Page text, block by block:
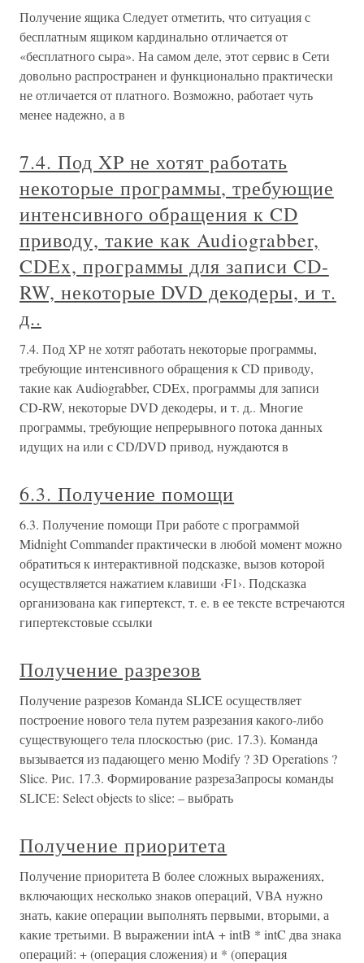
Получение ящика Следует отметить, что ситуация с
бесплатным ящиком кардинально отличается от
«бесплатного сыра». На самом деле, этот сервис в Сети
довольно распространен и функционально практически
не отличается от платного. Возможно, работает чуть
менее надежно, а в
7.4. Под XP не хотят работать
некоторые программы, требующие
интенсивного обращения к CD
приводу, такие как Audiograbber,
CDEx, программы для записи CD-
RW, некоторые DVD декодеры, и т.
д..
7.4. Под XP не хотят работать некоторые программы,
требующие интенсивного обращения к CD приводу,
такие как Audiograbber, CDEx, программы для записи
CD-RW, некоторые DVD декодеры, и т. д.. Многие
программы, требующие непрерывного потока данных
идущих на или с CD/DVD привод, нуждаются в
6.3. Получение помощи
6.3. Получение помощи При работе с программой
Midnight Commander практически в любой момент можно
обратиться к интерактивной подсказке, вызов которой
осуществляется нажатием клавиши ‹F1›. Подсказка
организована как гипертекст, т. е. в ее тексте встречаются
гипертекстовые ссылки
Получение разрезов
Получение разрезов Команда SLICE осуществляет
построение нового тела путем разрезания какого-либо
существующего тела плоскостью (рис. 17.3). Команда
вызывается из падающего меню Modify ? 3D Operations ?
Slice. Рис. 17.3. Формирование разрезаЗапросы команды
SLICE: Select objects to slice: – выбрать
Получение приоритета
Получение приоритета В более сложных выражениях,
включающих несколько знаков операций, VBA нужно
знать, какие операции выполнять первыми, вторыми, а
какие третьими. В выражении intA + intB * intC два знака
операций: + (операция сложения) и * (операция